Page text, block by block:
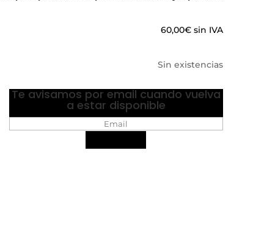
60,00€ sin IVA
Sin existencias
Te avisamos por email cuando vuelva
a estar disponible